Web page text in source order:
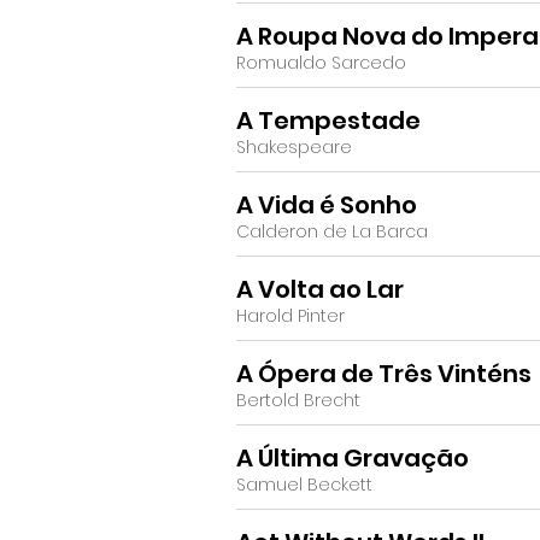
A Roupa Nova do
Romualdo Sarcedo
A Tempestade
Shakespeare
A Vida é Sonho
Calderon de La Barca
A Volta ao Lar
Harold Pinter
A Ópera de Três Vinténs
Bertold Brecht
A Última Gravação
Samuel Beckett